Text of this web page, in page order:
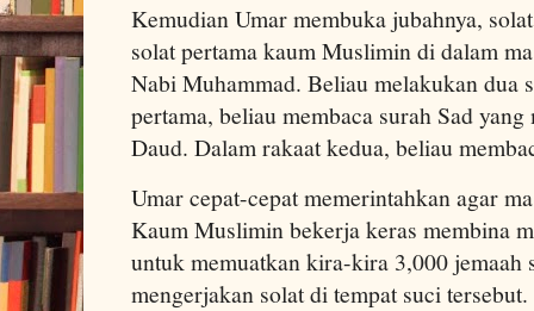
Kemudian Umar membuka jubahnya,
solat pertama kaum Muslimin di dalam
Nabi Muhammad. Beliau melakukan dua
pertama, beliau membaca surah Sad
Daud. Dalam rakaat kedua, beliau
Umar cepat-cepat memerintahkan agar
Kaum Muslimin bekerja keras membina
untuk memuatkan kira-kira 3,000 jemaah
mengerjakan solat di tempat suci tersebut.